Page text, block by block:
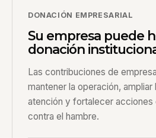
DONACIÓN EMPRESARIAL
Su empresa puede
donación
Las contribuciones de
mantener la operación,
atención y fortalecer acciones
contra el hambre.